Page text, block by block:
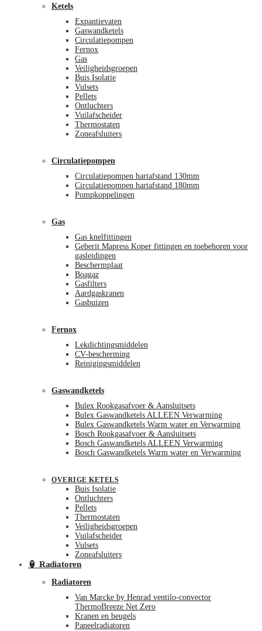
Ketels
Expantievaten
Gaswandketels
Circulatiepompen
Fernox
Gas
Veiligheidsgroepen
Buis Isolatie
Vulsets
Pellets
Ontluchters
Vuilafscheider
Thermostaten
Zoneafsluiters
Circulatiepompen
Circulatiepompen hartafstand 130mm
Circulatiepompen hartafstand 180mm
Pompkoppelingen
Gas
Gas knelfittingen
Geberit Mapress Koper fittingen en toebehoren voor
gasleidingen
Beschermplaat
Boagaz
Gasfilters
Aardgaskranen
Gasbuizen
Fernox
Lekdichtingsmiddelen
CV-bescherming
Reinigingsmiddelen
Gaswandketels
Bulex Rookgasafvoer & Aansluitsets
Bulex Gaswandketels ALLEEN Verwarming
Bulex Gaswandketels Warm water en Verwarming
Bosch Rookgasafvoer & Aansluitsets
Bosch Gaswandketels ALLEEN Verwarming
Bosch Gaswandketels Warm water en Verwarming
OVERIGE KETELS
Buis Isolatie
Ontluchters
Pellets
Thermostaten
Veiligheidsgroepen
Vuilafscheider
Vulsets
Zoneafsluiters
🏮 Radiatoren
Radiatoren
Van Marcke by Henrad ventilo-convector
ThermoBreeze Net Zero
Kranen en beugels
Paneelradiatoren